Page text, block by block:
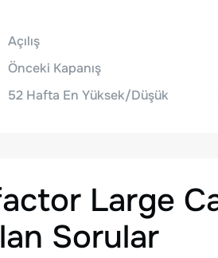
Açılış
Önceki Kapanış
52 Hafta En Yüksek/Düşük
Large
Sorular